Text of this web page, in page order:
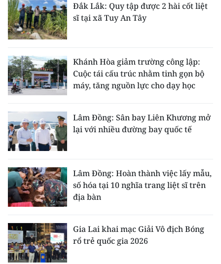
Đắk Lắk: Quy tập được 2 hài cốt liệt
sĩ tại xã Tuy An Tây
Khánh Hòa giảm trường công lập:
Cuộc tái cấu trúc nhằm tinh gọn bộ
máy, tăng nguồn lực cho dạy học
Lâm Đồng: Sân bay Liên Khương mở
lại với nhiều đường bay quốc tế
Lâm Đồng: Hoàn thành việc lấy mẫu,
số hóa tại 10 nghĩa trang liệt sĩ trên
địa bàn
Gia Lai khai mạc Giải Vô địch Bóng
rổ trẻ quốc gia 2026